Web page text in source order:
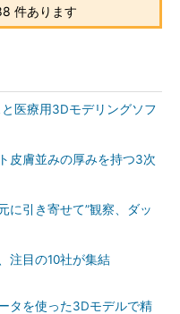
件あります
医療用3Dモデリングソフ
皮膚並みの厚みを持つ3次
に引き寄せて”観察、ダッ
注目の10社が集結
タを使った3Dモデルで精